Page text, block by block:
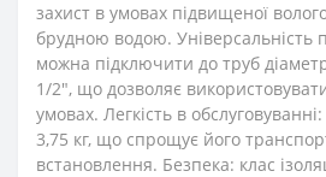
захист в умовах підвищеної
брудною водою. Універсальність
можна підключити до труб
1/2″, що дозволяє
умовах. Легкість в
3,75 кг, що спрощує його
встановлення. Безпека: клас